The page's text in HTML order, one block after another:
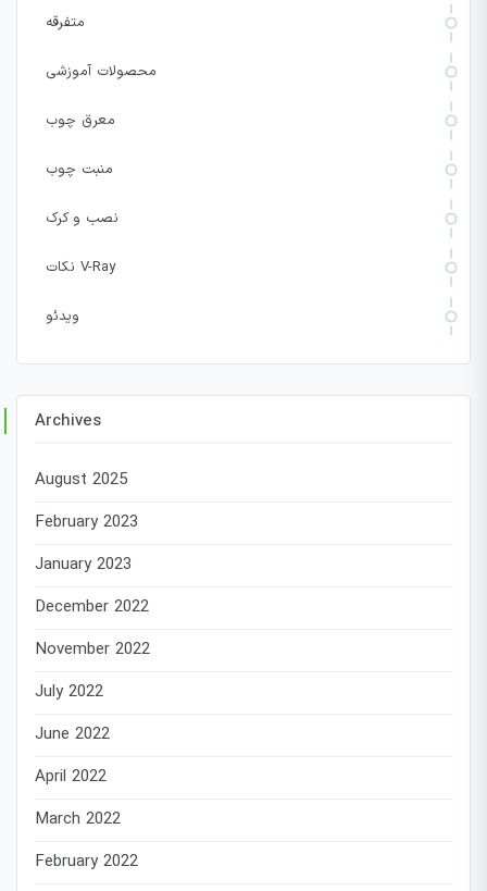
متفرقه
محصولات آموزشی
معرق چوب
منبت چوب
نصب و کرک
نکات V-Ray
ویدئو
Archives
August 2025
February 2023
January 2023
December 2022
November 2022
July 2022
June 2022
April 2022
March 2022
February 2022